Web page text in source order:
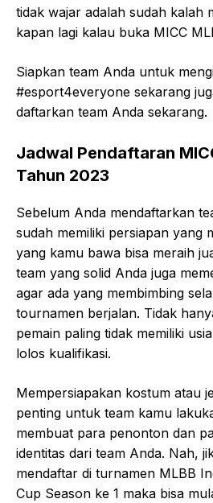
tidak wajar adalah sudah kalah
kapan lagi kalau buka MICC
Siapkan team Anda untuk
#esport4everyone sekarang
daftarkan team Anda sekarang.
Jadwal Pendaftaran
Tahun 2023
Sebelum Anda mendaftarkan
sudah memiliki persiapan yang
yang kamu bawa bisa meraih
team yang solid Anda juga
agar ada yang membimbing
tournamen berjalan. Tidak
pemain paling tidak memiliki
lolos kualifikasi.
Mempersiapakan kostum atau
penting untuk team kamu
membuat para penonton dan
identitas dari team Anda. Nah,
mendaftar di turnamen MLBB
Cup Season ke 1 maka bisa